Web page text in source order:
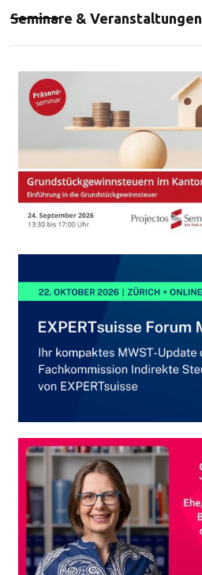
Seminare & Veranstaltungen